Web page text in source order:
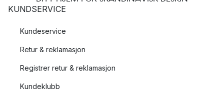
KUNDSERVICE
Kundeservice
Retur & reklamasjon
Registrer retur & reklamasjon
Kundeklubb